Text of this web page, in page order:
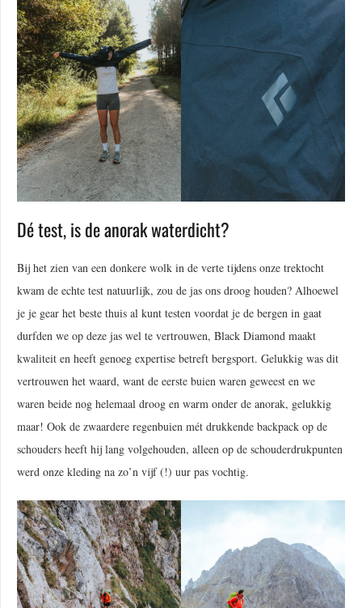
Dé test, is de anorak waterdicht?
Bij het zien van een donkere wolk in de verte tijdens onze trektocht
kwam de echte test natuurlijk, zou de jas ons droog houden? Alhoewel
je je gear het beste thuis al kunt testen voordat je de bergen in gaat
durfden we op deze jas wel te vertrouwen, Black Diamond maakt
kwaliteit en heeft genoeg expertise betreft bergsport. Gelukkig was dit
vertrouwen het waard, want de eerste buien waren geweest en we
waren beide nog helemaal droog en warm onder de anorak, gelukkig
maar! Ook de zwaardere regenbuien mét drukkende backpack op de
schouders heeft hij lang volgehouden, alleen op de schouderdrukpunten
werd onze kleding na zo’n vijf (!) uur pas vochtig.